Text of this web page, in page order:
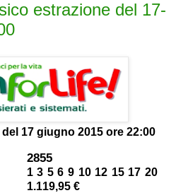
estrazione del 17-
17 giugno 2015 ore 22:00
2855
1 3 5 6 9 10 12 15 17 20
1.119,95 €